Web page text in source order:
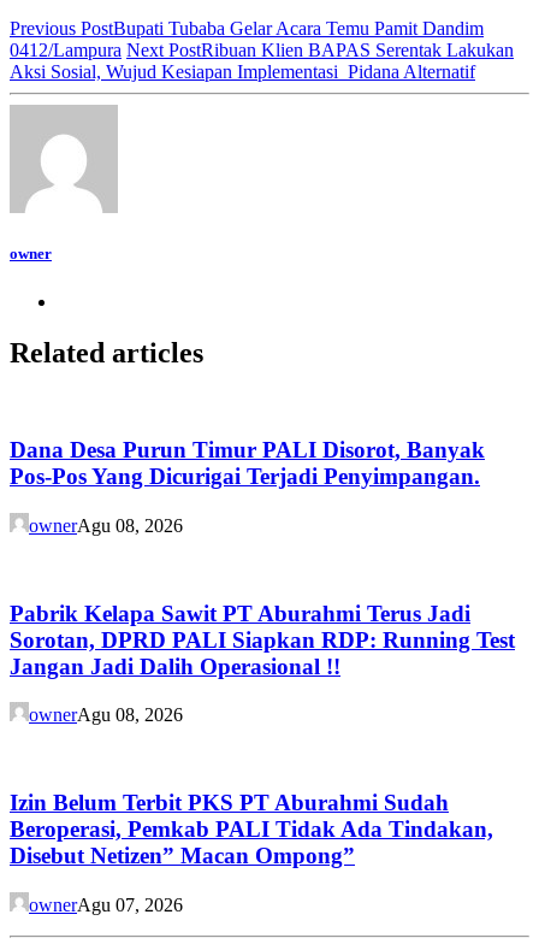
Previous PostBupati Tubaba Gelar Acara Temu Pamit Dandim
0412/Lampura Next PostRibuan Klien BAPAS Serentak Lakukan
Aksi Sosial, Wujud Kesiapan Implementasi Pidana Alternatif
owner
Related articles
Dana Desa Purun Timur PALI Disorot, Banyak
Pos-Pos Yang Dicurigai Terjadi Penyimpangan.
ownerAgu 08, 2026
Pabrik Kelapa Sawit PT Aburahmi Terus Jadi
Sorotan, DPRD PALI Siapkan RDP: Running Test
Jangan Jadi Dalih Operasional !!
ownerAgu 08, 2026
Izin Belum Terbit PKS PT Aburahmi Sudah
Beroperasi, Pemkab PALI Tidak Ada Tindakan,
Disebut Netizen” Macan Ompong”
ownerAgu 07, 2026